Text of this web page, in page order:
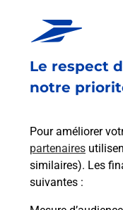
Le respect
notre
Pour améliorer
partenaires
similaires). Les
suivantes :
La Poste
en ligne
Ouvert